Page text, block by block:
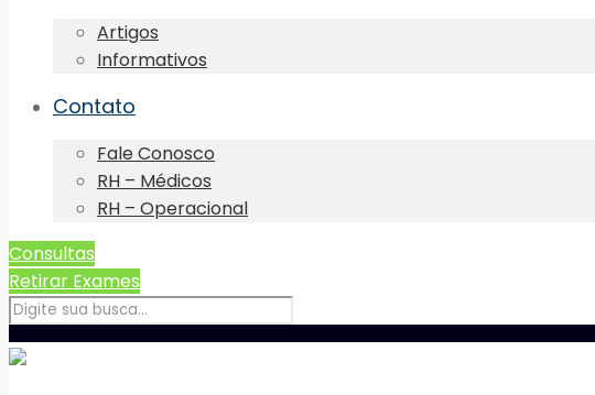
Artigos
Informativos
Contato
Fale Conosco
RH – Médicos
RH – Operacional
Consultas
Retirar Exames